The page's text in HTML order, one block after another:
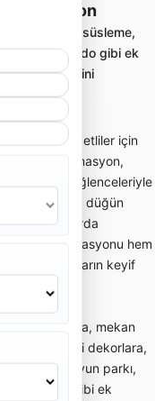
konsept süsleme,
veya bando gibi ek
paketlerini
ve davetliler için
akışı, animasyon,
çocuk eğlenceleriyle
Ev, bahçe, düğün
mekanlarda
organizasyonu hem
de çocukların keyif
oluşturur.
sayısına, mekan
konsepti gibi dekorlara,
şişme oyun parkı,
ve ikram gibi ek